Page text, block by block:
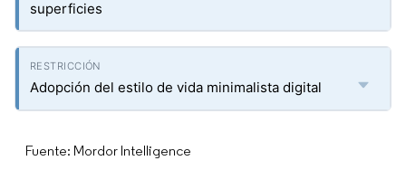
superficies
Adopción del estilo de vida minimalista digital
Fuente: Mordor Intelligence